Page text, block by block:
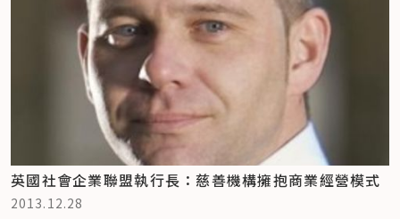
英國社會企業聯盟執行長：慈善機構擁抱商業經營模式
2013.12.28